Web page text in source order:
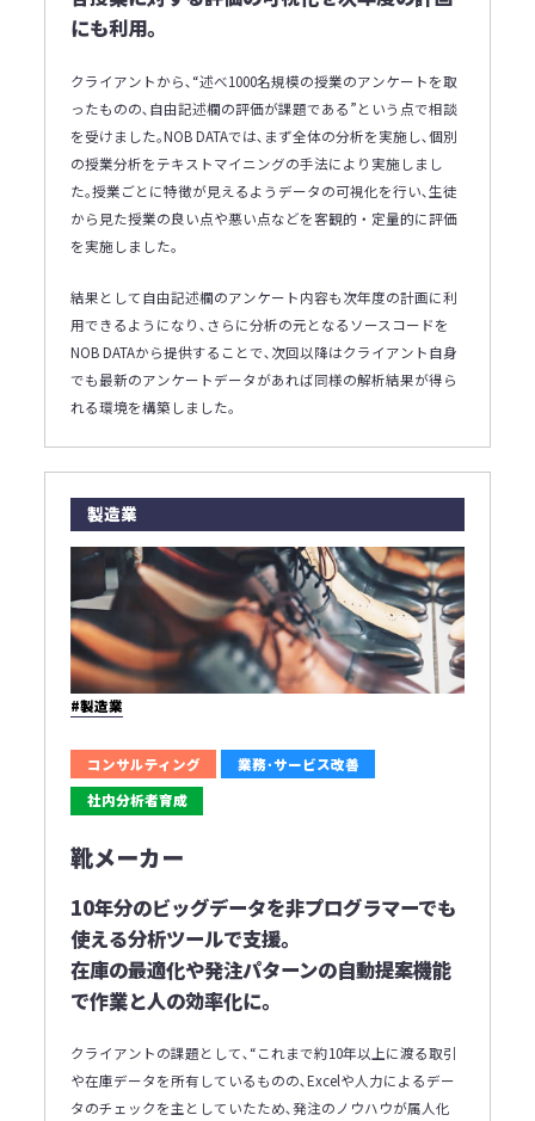
にも利用｡
クライアントから､“述べ1000名規模の授業のアンケートを取
ったものの､自由記述欄の評価が課題である”という点で相談
を受けました｡NOB DATAでは､まず全体の分析を実施し､個別
の授業分析をテキストマイニングの手法により実施しまし
た｡授業ごとに特徴が見えるようデータの可視化を行い､生徒
から見た授業の良い点や悪い点などを客観的・定量的に評価
を実施しました｡
結果として自由記述欄のアンケート内容も次年度の計画に利
用できるようになり､さらに分析の元となるソースコードを
NOB DATAから提供することで､次回以降はクライアント自身
でも最新のアンケートデータがあれば同様の解析結果が得ら
れる環境を構築しました｡
製造業
#製造業
コンサルティング
業務･サービス改善
社内分析者育成
靴メーカー
10年分のビッグデータを非プログラマーでも
使える分析ツールで支援｡
在庫の最適化や発注パターンの自動提案機能
で作業と人の効率化に｡
クライアントの課題として､“これまで約10年以上に渡る取引
や在庫データを所有しているものの､Excelや人力によるデー
タのチェックを主としていたため､発注のノウハウが属人化